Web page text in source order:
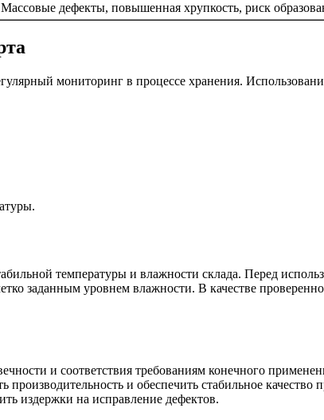
Массовые дефекты, повышенная хрупкость, риск
мониторинг в процессе хранения.
температуры и влажности склада. Перед
заданным уровнем влажности. В качестве
и соответствия требованиям конечного
и обеспечить стабильное
издержки на исправление дефектов.